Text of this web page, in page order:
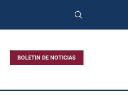
BOLETIN DE NOTICIAS